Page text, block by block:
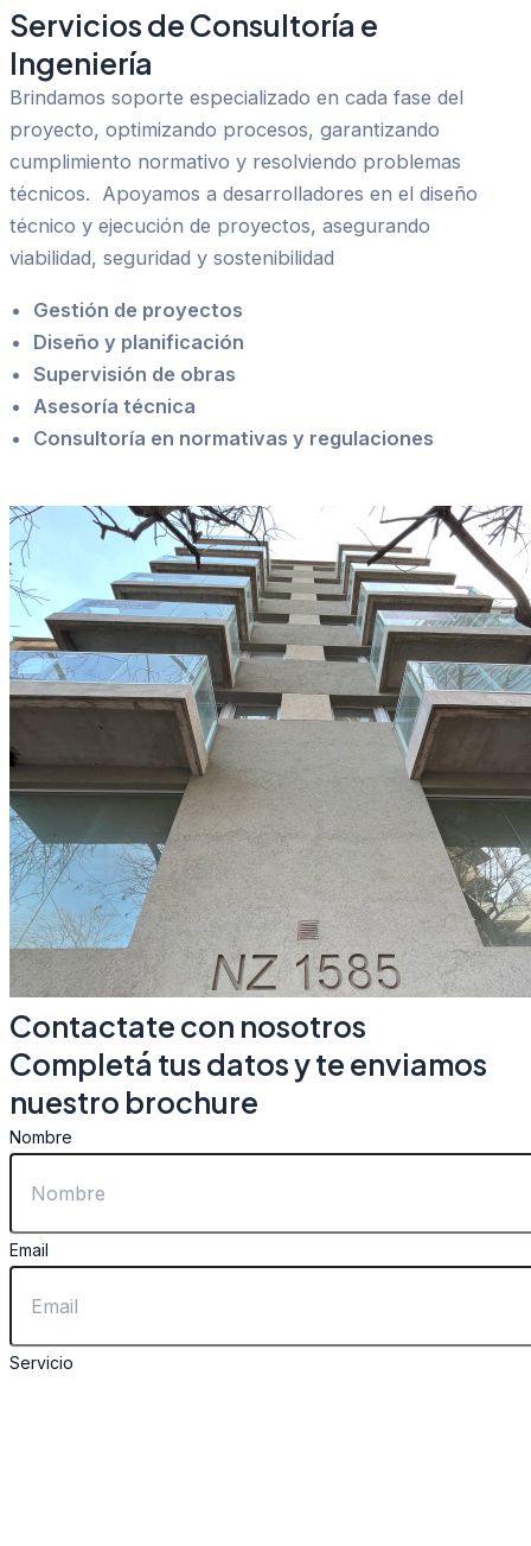
Servicios de Consultoría e
Ingeniería
Brindamos soporte especializado en cada fase del
proyecto, optimizando procesos, garantizando
cumplimiento normativo y resolviendo problemas
técnicos. Apoyamos a desarrolladores en el diseño
técnico y ejecución de proyectos, asegurando
viabilidad, seguridad y sostenibilidad
Gestión de proyectos
Diseño y planificación
Supervisión de obras
Asesoría técnica
Consultoría en normativas y regulaciones
Contactate con nosotros
Completá tus datos y te enviamos
nuestro brochure
Nombre
Email
Servicio